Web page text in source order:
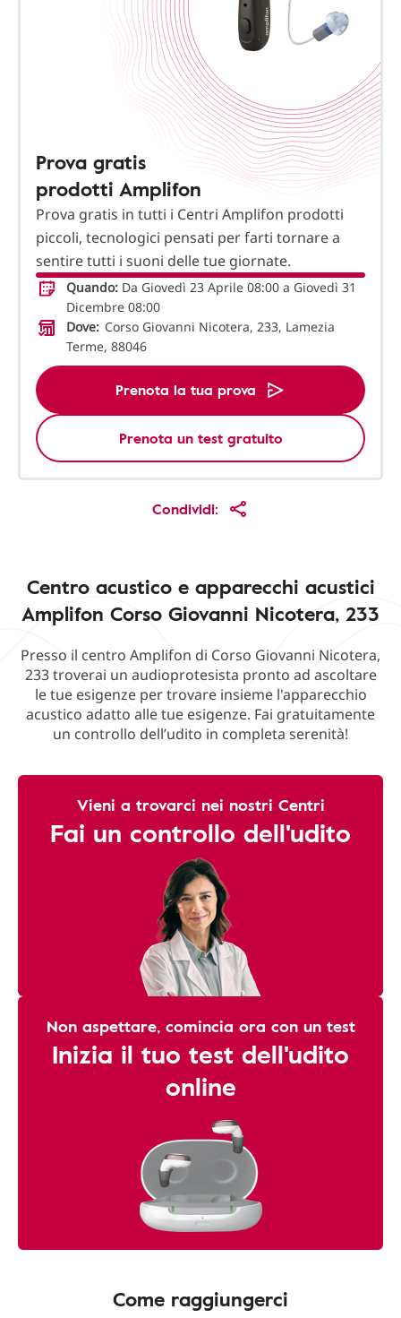
Prova gratis
prodotti Amplifon
Prova gratis in tutti i Centri Amplifon prodotti
piccoli, tecnologici pensati per farti tornare a
sentire tutti i suoni delle tue giornate.
Quando: Da Giovedì 23 Aprile 08:00 a Giovedì 31
Dicembre 08:00
Dove: Corso Giovanni Nicotera, 233, Lamezia
Terme, 88046
Prenota la tua prova
Prenota un test gratuito
Condividi:
Centro acustico e apparecchi acustici
Amplifon Corso Giovanni Nicotera, 233
Presso il centro Amplifon di Corso Giovanni Nicotera,
233 troverai un audioprotesista pronto ad ascoltare
le tue esigenze per trovare insieme l'apparecchio
acustico adatto alle tue esigenze. Fai gratuitamente
un controllo dell’udito in completa serenità!
Vieni a trovarci nei nostri Centri
Fai un controllo dell'udito
Non aspettare, comincia ora con un test
Inizia il tuo test dell'udito
online
Come raggiungerci